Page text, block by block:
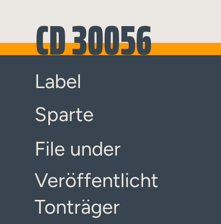
CD 30056
Label
Sparte
File under
Veröffentlicht
Tonträger